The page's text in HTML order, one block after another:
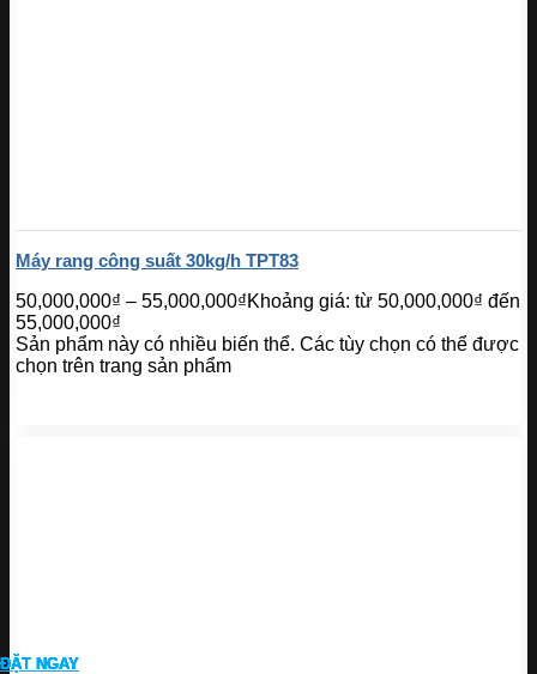
ĐẶT NGAY
ĐẶT NGAY
ĐẶT NGAY
Máy rang công suất 30kg/h TPT83
50,000,000₫ – 55,000,000₫Khoảng giá: từ 50,000,000₫ đến
55,000,000₫
ĐẶT NGAY
Sản phẩm này có nhiều biến thể. Các tùy chọn có thể được
chọn trên trang sản phẩm
ĐẶT NGAY
ĐẶT NGAY